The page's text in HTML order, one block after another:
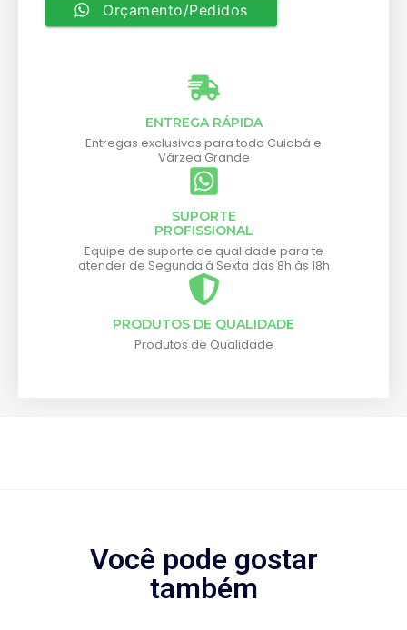
Orçamento/Pedidos
ENTREGA RÁPIDA
Entregas exclusivas para toda Cuiabá e
Várzea Grande
SUPORTE
PROFISSIONAL
Equipe de suporte de qualidade para te
atender de Segunda á Sexta das 8h às 18h
PRODUTOS DE QUALIDADE
Produtos de Qualidade
Você pode gostar
também